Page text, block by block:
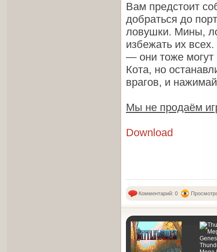
Вам предстоит
добраться до
ловушки. Мины,
избежать их
— они тоже могут
Кота, но
врагов, и
Мы не продаём
Download
Комментарий: 0